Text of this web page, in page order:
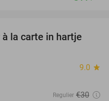
50%
la carte in hartje
9.0 star
Regulier €30